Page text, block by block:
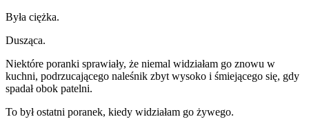
Była ciężka.
Dusząca.
Niektóre poranki sprawiały, że niemal widziałam go znowu w
kuchni, podrzucającego naleśnik zbyt wysoko i śmiejącego się, gdy
spadał obok patelni.
To był ostatni poranek, kiedy widziałam go żywego.